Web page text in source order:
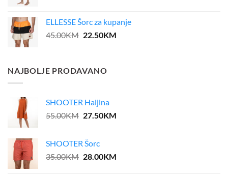
45.00KM.36.00KM.
ELLESSE Šorc za kupanje
45.00KM Original
45.00KM.
22.50KMCurrent
NAJBOLJE PRODAVANO
SHOOTER Haljina
55.00KM Original
55.00KM.
27.50KMCurrent
SHOOTER Šorc
35.00KM Original
28.00KMCurrent